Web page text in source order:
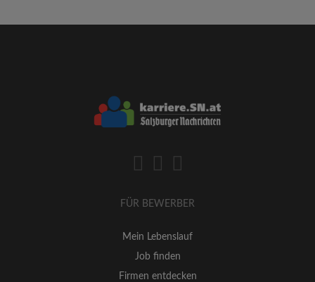
FÜR BEWERBER
Mein Lebenslauf
Job finden
Firmen entdecken